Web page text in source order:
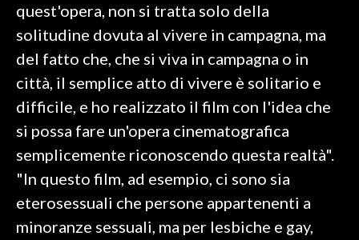
SALUTE
SARDEGNA TURISMO
#CARAUNIONE
3 MINUTI CON
quest'opera, non si tratta solo della
solitudine dovuta al vivere in campagna, ma
del fatto che, che si viva in campagna o in
città, il semplice atto di vivere è solitario e
difficile, e ho realizzato il film con l'idea che
si possa fare un'opera cinematografica
semplicemente riconoscendo questa realtà".
"In questo film, ad esempio, ci sono sia
eterosessuali che persone appartenenti a
minoranze sessuali, ma per lesbiche e gay,